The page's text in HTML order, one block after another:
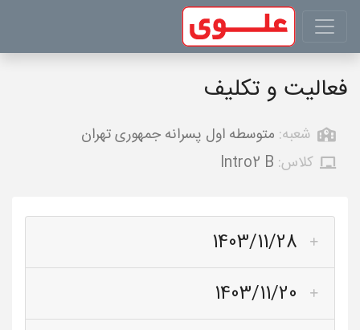
فعالیت و تکلیف
شعبه: متوسطه اول پسرانه جمهوری تهران
کلاس: Intro2 B
1403/11/28
1403/11/20